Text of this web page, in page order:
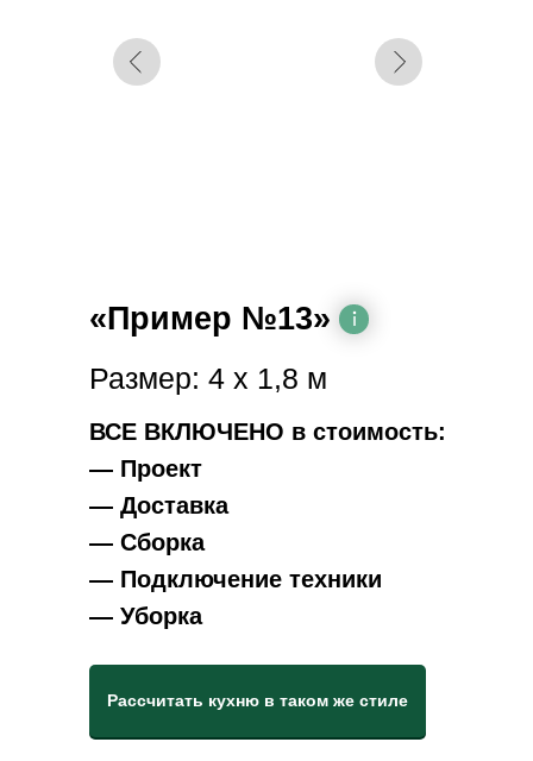
ВСЕ ВКЛЮЧЕНО в стоимость:
— Проект
— Доставка
— Сборка
— Подключение техники
— Уборка
«Пример №13»
Размер: 4 х 1,8 м
Рассчитать кухню в таком же стиле